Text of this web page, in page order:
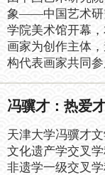
象——中国艺术研
学院美术馆开幕
画家为创作主体
构代表画家共同
冯骥才：热爱
天津大学冯骥才
文化遗产学交叉
非遗学一级交叉